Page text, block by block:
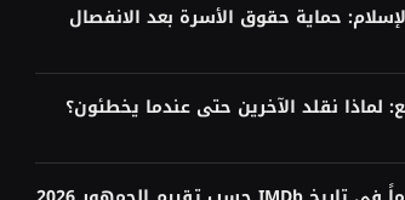
حماية حقوق الأسرة بعد الانفصال
لماذا نقلد الآخرين حتى عندما يخطئون؟